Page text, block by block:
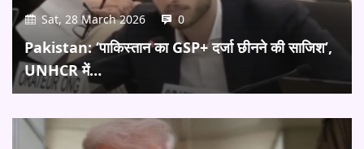
Sat, 28 March 2026 0
Pakistan: ‘पाकिस्तान का GSP+ दर्जा छीनने की साजिश’,
UNHCR में…